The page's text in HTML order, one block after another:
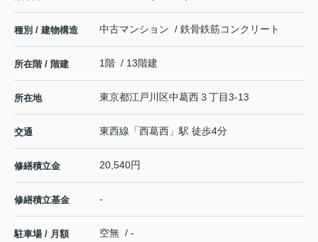
種別 / 建物構造 中古マンション / 鉄骨鉄筋コンクリート
所在階 / 階建 1階 / 13階建
所在地 東京都江戸川区中葛西３丁目3-13
交通 東西線 「西葛西 」駅 徒歩4分
修繕積立金 20,540円
修繕積立基金 -
駐車場 / 月額 空無 / -